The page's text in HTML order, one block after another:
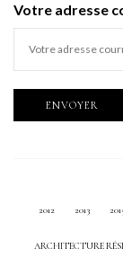
Votre adresse
2012 2013
ARCHITECTURE